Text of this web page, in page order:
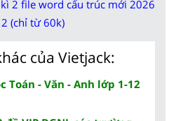
2 file word cấu trúc mới 2026
(chỉ từ 60k)
của Vietjack:
Toán - Văn - Anh lớp 1-12